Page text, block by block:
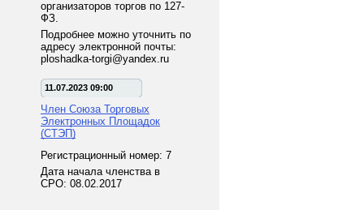
организаторов торгов по 127-
ФЗ.
Подробнее можно уточнить по
адресу электронной почты:
ploshadka-torgi@yandex.ru
11.07.2023 09:00
Член Союза Торговых
Электронных Площадок
(СТЭП)
Регистрационный номер: 7
Дата начала членства в
СРО: 08.02.2017